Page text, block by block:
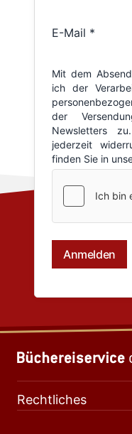
Rechtliches